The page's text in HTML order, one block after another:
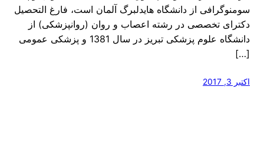
سومنوگرافی از دانشگاه هایدلبرگ آلمان است، فارغ التحصیل
دکترای تخصصی در رشته اعصاب و روان (روانپزشکی) از
دانشگاه علوم پزشکی تبریز در سال 1381 و پزشکی عمومی
[…]
اکتبر 3, 2017